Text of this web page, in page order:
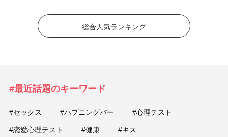
総合人気ランキング
#最近話題のキーワード
#セックス #ハプニングバー #心理テスト
#恋愛心理テスト #健康 #キス